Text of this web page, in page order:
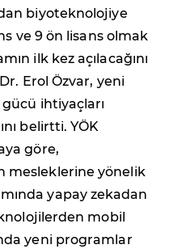
biyoteknolojiye
ve 9 ön lisans olmak
ilk kez açılacağını
Erol Özvar, yeni
ihtiyaçları
belirtti. YÖK
göre,
mesleklerine yönelik
yapay zekadan
mobil
yeni programlar